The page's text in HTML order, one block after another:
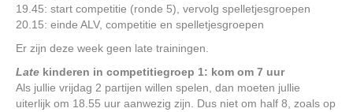
19.45: start competitie (ronde 5), vervolg spelletjesgroepen
20.15: einde ALV, competitie en spelletjesgroepen
Er zijn deze week geen late trainingen.
Late kinderen in competitiegroep 1: kom om 7 uur
Als jullie vrijdag 2 partijen willen spelen, dan moeten jullie
uiterlijk om 18.55 uur aanwezig zijn. Dus niet om half 8, zoals op